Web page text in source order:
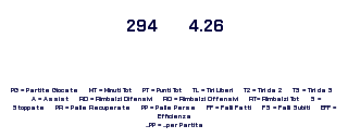
294
4.26
PG = Partite Giocate MT = Minuti Tot PT = Punti Tot TL = Tiri Liberi T2 = Tiri da 2 T3 = Tiri da 3
A = Assist RD = Rimbalzi Difensivi RO = Rimbalzi Offensivi RT= RImbalzi Tot S =
Stoppate PR = Palle Recuperate PP = Palle Perse FF = Falli Fatti FS = Falli Subiti EFF =
Efficienza
...PP = ...per Partita